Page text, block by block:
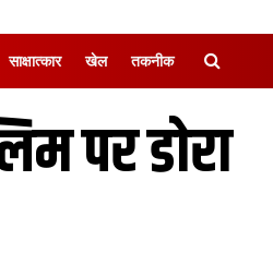
साक्षात्‍कार खेल तकनीक
पर डोरा